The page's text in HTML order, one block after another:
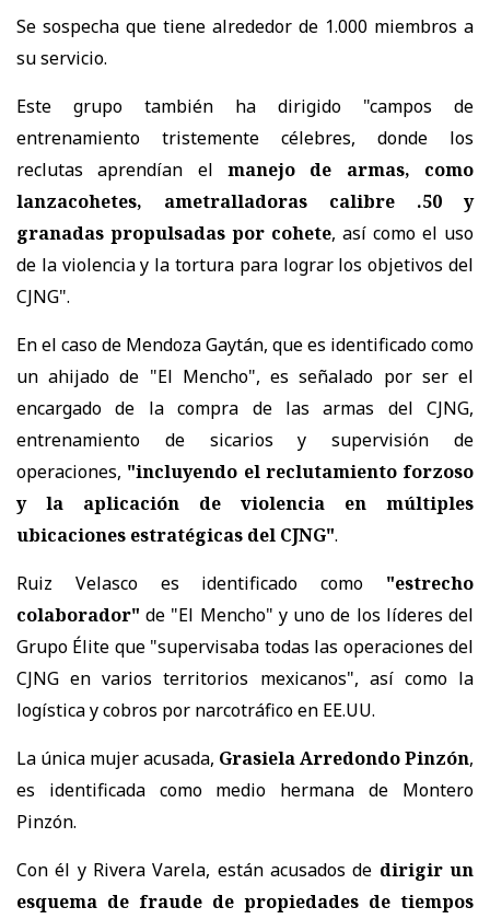
Se sospecha que tiene alrededor de 1.000 miembros a
su servicio.
Este grupo también ha dirigido "campos de
entrenamiento tristemente célebres, donde los
reclutas aprendían el manejo de armas, como
lanzacohetes, ametralladoras calibre .50 y
granadas propulsadas por cohete, así como el uso
de la violencia y la tortura para lograr los objetivos del
CJNG".
En el caso de Mendoza Gaytán, que es identificado como
un ahijado de "El Mencho", es señalado por ser el
encargado de la compra de las armas del CJNG,
entrenamiento de sicarios y supervisión de
operaciones, "incluyendo el reclutamiento forzoso
y la aplicación de violencia en múltiples
ubicaciones estratégicas del CJNG".
Ruiz Velasco es identificado como "estrecho
colaborador" de "El Mencho" y uno de los líderes del
Grupo Élite que "supervisaba todas las operaciones del
CJNG en varios territorios mexicanos", así como la
logística y cobros por narcotráfico en EE.UU.
La única mujer acusada, Grasiela Arredondo Pinzón,
es identificada como medio hermana de Montero
Pinzón.
Con él y Rivera Varela, están acusados de dirigir un
esquema de fraude de propiedades de tiempos